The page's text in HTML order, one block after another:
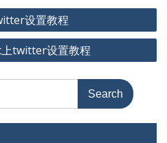
设置教程
twitter设置教程